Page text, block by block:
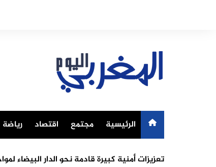
الرئيسية مجتمع اقتصاد رياضة
تعزيزات أمنية كبيرة قادمة نحو الدار البيضاء